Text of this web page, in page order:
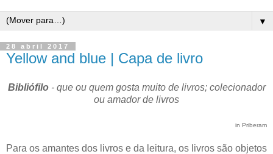
▼
28 abril 2017
Yellow and blue | Capa de livro
Bibliófilo- que ou quem gosta muito de livros; colecionador
ou amador de livros
in Priberam
Para os amantes dos livros e da leitura, os livros são objetos